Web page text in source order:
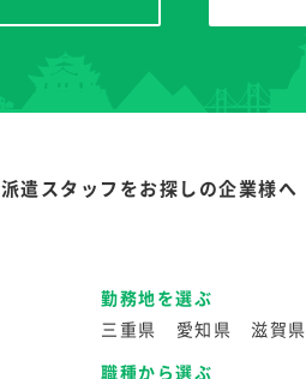
派遣スタッフをお探しの企業様へ
勤務地を選ぶ
三重県
愛知県 滋賀県
職種から選ぶ